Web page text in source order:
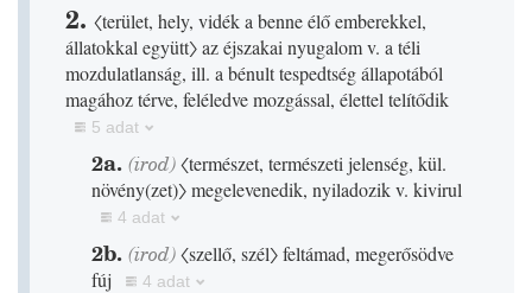
2. 〈terület, hely, vidék a benne élő emberekkel,
állatokkal együtt〉az éjszakai nyugalom v. a téli
mozdulatlanság, ill. a bénult tespedtség állapotából
magához térve, feléledve mozgással, élettel telítődik
5 adat
2a. (irod)〈természet, természeti jelenség, kül.
növény(zet)〉megelevenedik, nyiladozik v. kivirul
4 adat
2b. (irod)〈szellő, szél〉feltámad, megerősödve
fúj
4 adat